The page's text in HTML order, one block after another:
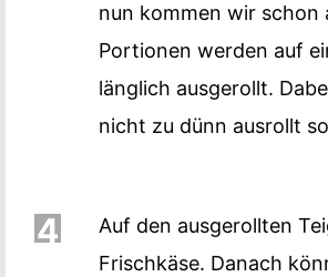
nun kommen wir schon
Portionen werden auf
länglich ausgerollt.
nicht zu dünn ausrollt
4
Auf den ausgerollten
Frischkäse. Danach